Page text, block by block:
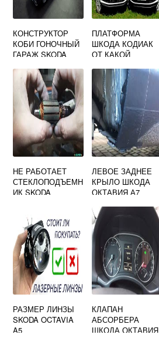
КОНСТРУКТОР
КОБИ ГОНОЧНЫЙ
ГАРАЖ SKODA
24580
ПЛАТФОРМА
ШКОДА КОДИАК
ОТ КАКОЙ
НЕ РАБОТАЕТ
СТЕКЛОПОДЪЕМН
ИК SKODA
ПРАВЫЙ
ЛЕВОЕ ЗАДНЕЕ
КРЫЛО ШКОДА
ОКТАВИЯ А7
РАЗМЕР ЛИНЗЫ
SKODA OCTAVIA
A5
КЛАПАН
АБСОРБЕРА
ШКОДА ОКТАВИЯ